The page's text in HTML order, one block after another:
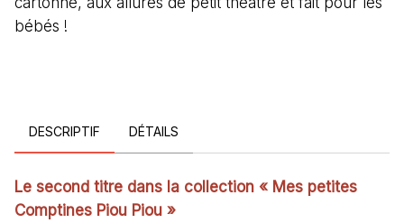
bébés !
DESCRIPTIF DÉTAILS
Le second titre dans la collection « Mes petites
Comptines Piou Piou »